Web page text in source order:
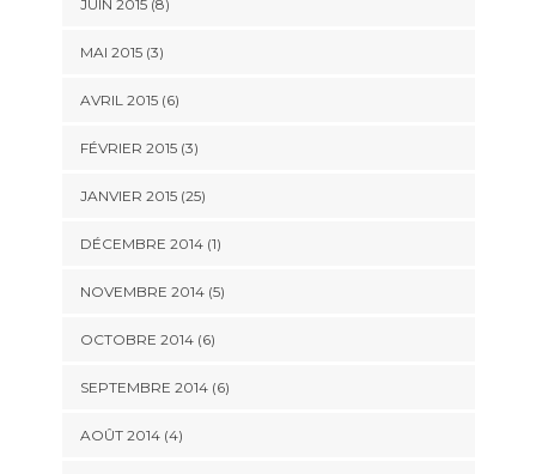
JUIN 2015 (8)
MAI 2015 (3)
AVRIL 2015 (6)
FÉVRIER 2015 (3)
JANVIER 2015 (25)
DÉCEMBRE 2014 (1)
NOVEMBRE 2014 (5)
OCTOBRE 2014 (6)
SEPTEMBRE 2014 (6)
AOÛT 2014 (4)